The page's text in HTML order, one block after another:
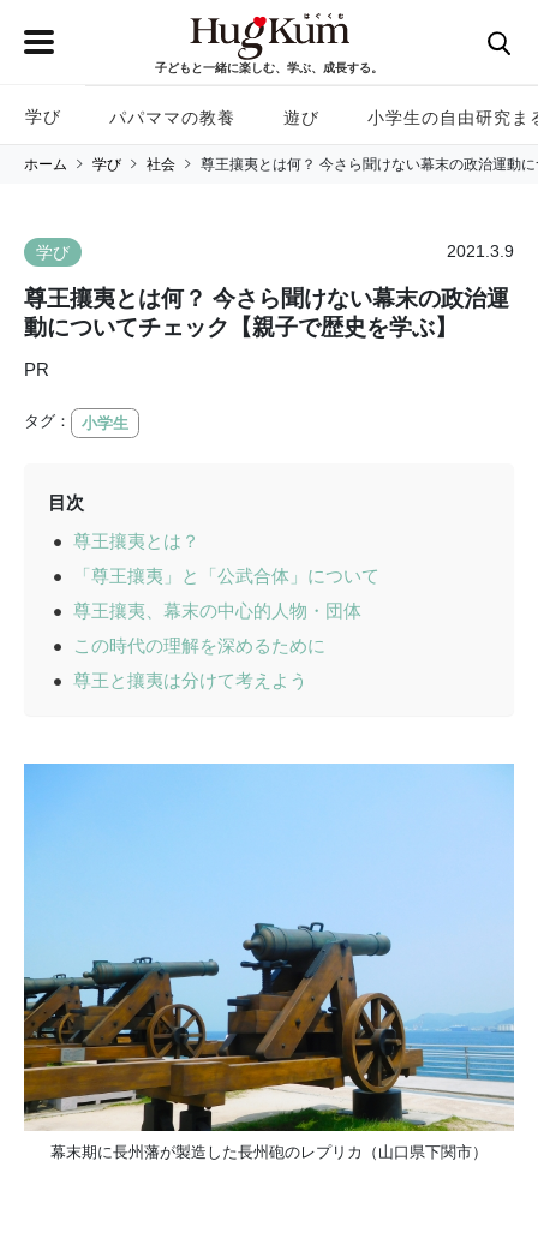
子どもと一緒に楽しむ、学ぶ、成長する。
学び パパママの教養 遊び 小学生の自由研究ま
ホーム 学び 社会 尊王攘夷とは何？ 今さら聞けない幕末の政治運動
学び 2021.3.9
尊王攘夷とは何？ 今さら聞けない幕末の政治運
動についてチェック【親子で歴史を学ぶ】
PR
タグ： 小学生
目次
尊王攘夷とは？
「尊王攘夷」と「公武合体」について
尊王攘夷、幕末の中心的人物・団体
この時代の理解を深めるために
尊王と攘夷は分けて考えよう
幕末期に長州藩が製造した長州砲のレプリカ（山口県下関市）